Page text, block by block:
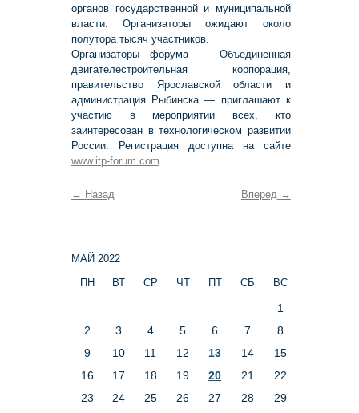
органов государственной и муниципальной
власти. Организаторы ожидают около
полутора тысяч участников.
Организаторы форума — Объединенная
двигателестроительная корпорация,
правительство Ярославской области и
администрация Рыбинска — приглашают к
участию в мероприятии всех, кто
заинтересован в технологическом развитии
России. Регистрация доступна на сайте
www.itp-forum.com.
← Назад Вперед →
МАЙ 2022
ПН
ВТ СР ЧТ ПТ СБ ВС
1
2
3 4 5 6 7
8
9
10 11 12 13 14
15
16
17 18 19 20 21
22
23
24 25 26 27 28
29